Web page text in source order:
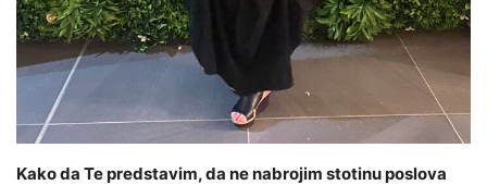
Kako da Te predstavim, da ne nabrojim stotinu poslova